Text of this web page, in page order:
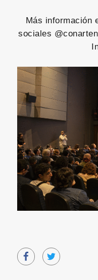
Más información
sociales